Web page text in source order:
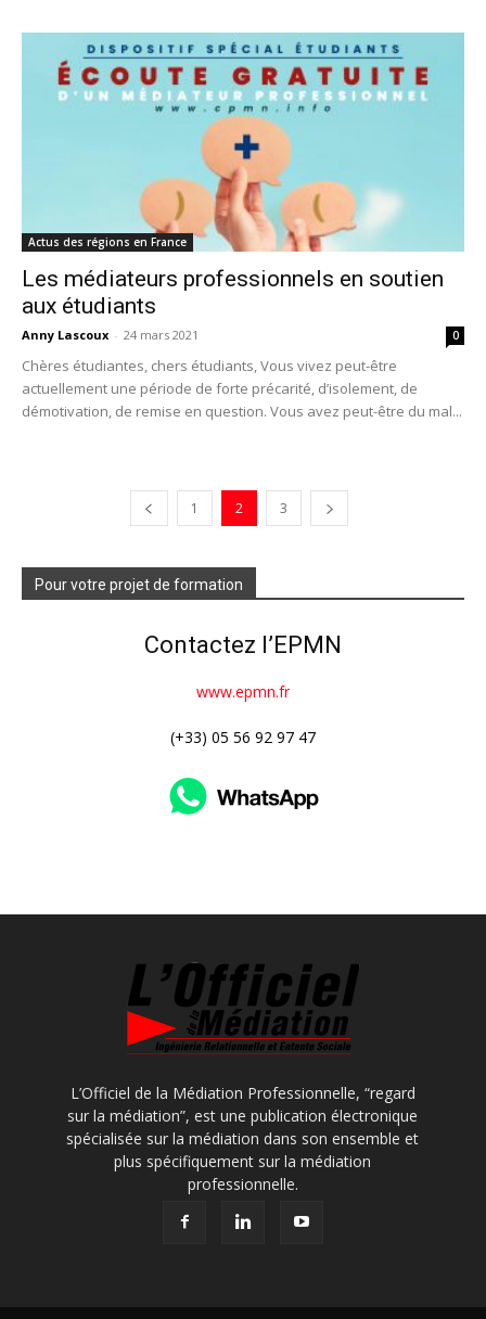
Actus des régions en France
Les médiateurs professionnels en soutien
aux étudiants
Anny Lascoux - 24 mars 2021 0
Chères étudiantes, chers étudiants, Vous vivez peut-être
actuellement une période de forte précarité, d’isolement, de
démotivation, de remise en question. Vous avez peut-être du mal...
1 2 3
Pour votre projet de formation
Contactez l’EPMN
www.epmn.fr
(+33) 05 56 92 97 47
L’Officiel de la Médiation Professionnelle, “regard
sur la médiation”, est une publication électronique
spécialisée sur la médiation dans son ensemble et
plus spécifiquement sur la médiation
professionnelle.